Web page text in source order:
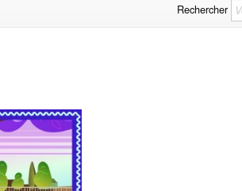
Rechercher